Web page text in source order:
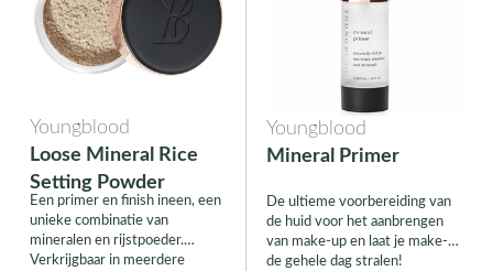
Youngblood
Loose Mineral Rice
Setting Powder
Een primer en finish ineen, een
unieke combinatie van
mineralen en rijstpoeder.
Verkrijgbaar in meerdere
Youngblood
Mineral Primer
De ultieme voorbereiding van
de huid voor het aanbrengen
van make-up en laat je make-up
de gehele dag stralen!